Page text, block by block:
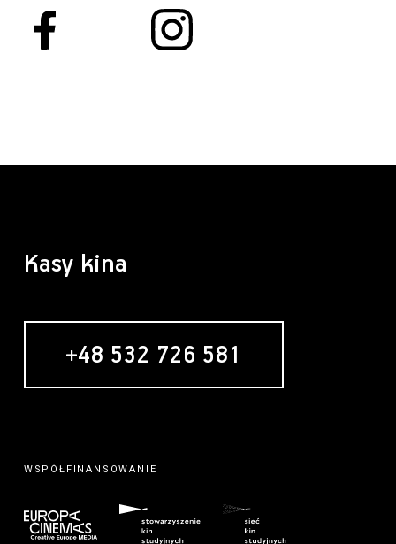
Kasy kina
+48 532 726 581
WSPÓŁFINANSOWANIE